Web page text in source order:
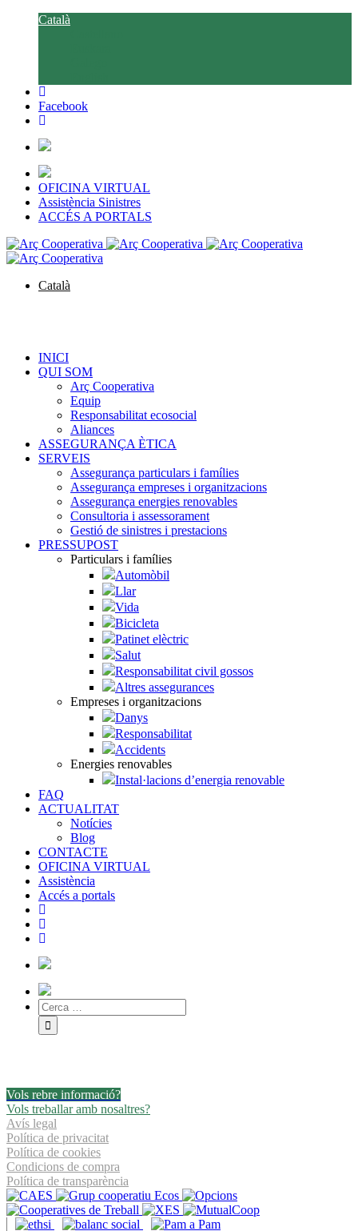
Català
Facebook
OFICINA VIRTUAL
Assistència Sinistres
ACCÉS A PORTALS
Català
INICI
QUI SOM
Arç Cooperativa
Equip
Responsabilitat ecosocial
Aliances
ASSEGURANÇA ÈTICA
SERVEIS
Assegurança particulars i famílies
Assegurança empreses i organitzacions
Assegurança energies renovables
Consultoria i assessorament
Gestió de sinistres i prestacions
PRESSUPOST
Particulars i famílies
Automòbil
Llar
Vida
Bicicleta
Patinet elèctric
Salut
Responsabilitat civil gossos
Altres assegurances
Empreses i organitzacions
Danys
Responsabilitat
Accidents
Energies renovables
Instal·lacions d’energia renovable
FAQ
ACTUALITAT
Notícies
Blog
CONTACTE
OFICINA VIRTUAL
Assistència
Accés a portals
Vols rebre informació?
Vols treballar amb nosaltres?
Avís legal
Política de privacitat
Política de cookies
Condicions de compra
Política de transparència